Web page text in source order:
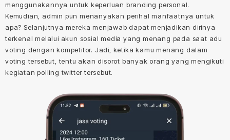
menggunakannya untuk keperluan branding personal.
Kemudian, admin pun menanyakan perihal manfaatnya untuk
apa? Selanjutnya mereka menjawab dapat menjadikan dirinya
terkenal melalui akun sosial media yang menang pada saat adu
voting dengan kompetitor. Jadi, ketika kamu menang dalam
voting tersebut, tentu akan disorot banyak orang yang mengikuti
kegiatan polling twitter tersebut.